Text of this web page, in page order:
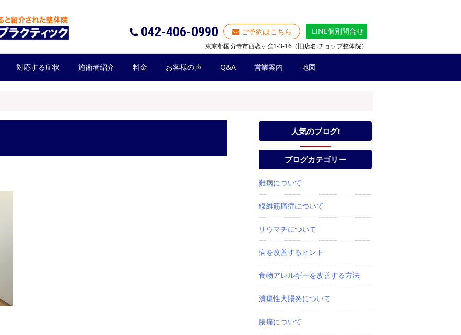
042-406-0990 ご予約はこちら LINE個別問合せ
東京都国分寺市西恋ヶ窪1-3-16（旧店名:チョップ整体院）
対応する症状 施術者紹介 料金 お客様の声 Q&A 営業案内 地図
人気のブログ!
ブログカテゴリー
難病について
線維筋痛症について
リウマチについて
病を改善するヒント
食物アレルギーを改善する方法
潰瘍性大腸炎について
腰痛について